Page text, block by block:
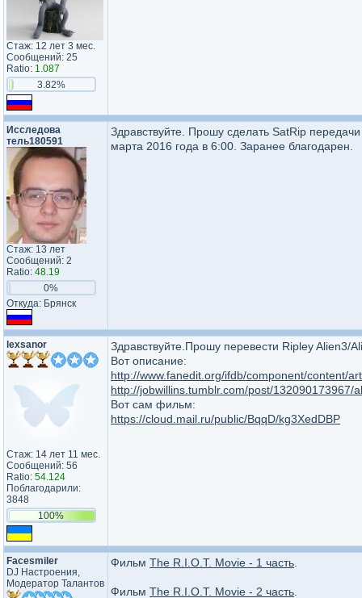
Стаж: 12 лет 3 мес.
Сообщений: 25
Ratio: 1.087
3.82%
Исследова​
тель18059​1​
Стаж: 13 лет
Сообщений: 2
Ratio: 48.19
0%
Откуда: Брянск
Здравствуйте. Прошу сделать SatRip
марта 2016 года в 6:00. Заранее благодарен.
lexsanor
Стаж: 14 лет 11 мес.
Сообщений: 56
Ratio: 54.124
Поблагодарили:
3848
100%
Здравствуйте.Прошу перевести Ripley Alien3/
Вот описание:
http://www.fanedit.org/ifdb/component/content/
http://jobwillins.tumblr.com/post/132090173967/
Вот сам фильм:
https://cloud.mail.ru/public/BqqD/kg3XedDBP
Facesmiler
DJ Настроения,
Модератор Талантов
Фильм The R.I.O.T. Movie - 1 часть
Фильм The R.I.O.T. Movie - 2 часть